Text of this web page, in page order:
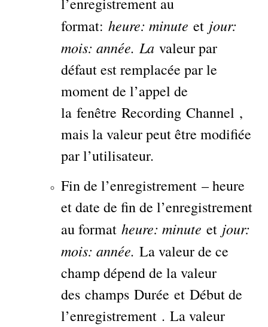
format:heure: minute et jour:
mois: année. La valeur par
défaut est remplacée par le
moment de l’appel de
la fenêtre Recording Channel ,
mais la valeur peut être modifiée
par l’utilisateur.
Fin de l’enregistrement – heure
et date de fin de l’enregistrement
au formatheure: minute et jour:
mois: année.La valeur de ce
champ dépend de la valeur
des champs Durée et Début de
l’enregistrement . La valeur